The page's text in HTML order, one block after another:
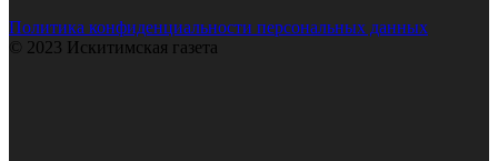
Политика конфиденциальности персональных данных
© 2023 Искитимская газета